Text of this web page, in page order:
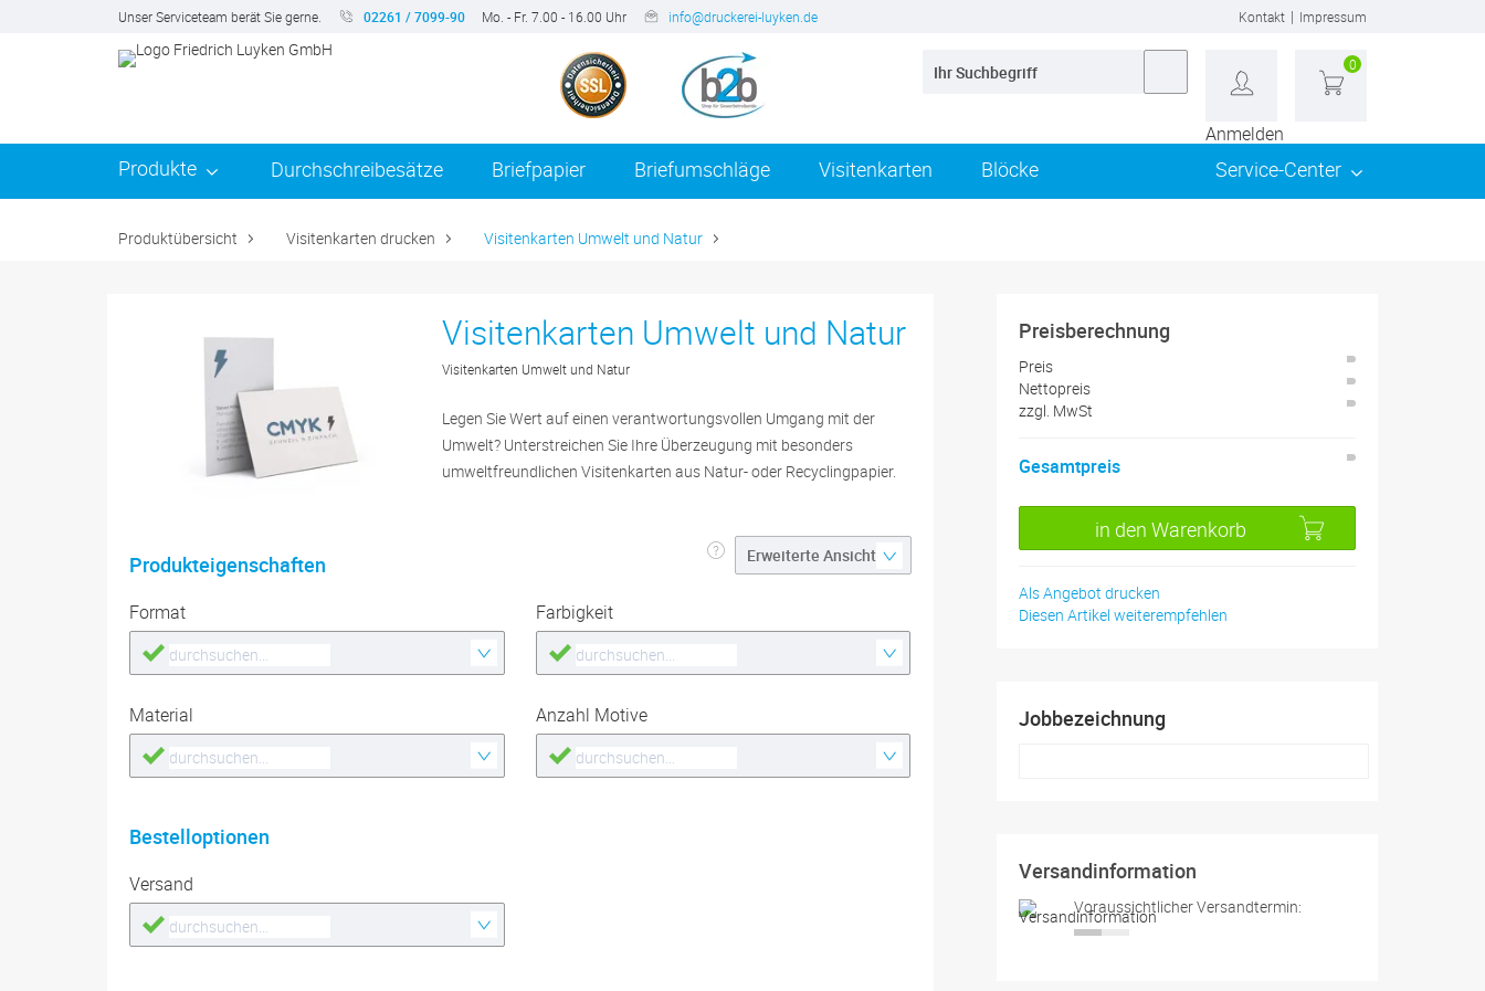
Unser Serviceteam berät Sie gerne. 02261 / 7099-90 Mo. - Fr. 7.00 - 16.00 Uhr info@druckerei-luyken.de Kontakt | Impressum
Anmelden
0
Produkte Durchschreibesätze Briefpapier Briefumschläge Visitenkarten Blöcke Service-Center
Produktübersicht Visitenkarten drucken Visitenkarten Umwelt und Natur
Visitenkarten Umwelt und Natur
Visitenkarten Umwelt und Natur
Legen Sie Wert auf einen verantwortungsvollen Umgang mit der
Umwelt? Unterstreichen Sie Ihre Überzeugung mit besonders
umweltfreundlichen Visitenkarten aus Natur- oder Recyclingpapier.
Produkteigenschaften
Format Farbigkeit
Material Anzahl Motive
Bestelloptionen
Versand
Preisberechnung
Preis
Nettopreis
zzgl. MwSt
Gesamtpreis
in den Warenkorb
Als Angebot drucken
Diesen Artikel weiterempfehlen
Jobbezeichnung
Versandinformation
Voraussichtlicher Versandtermin: